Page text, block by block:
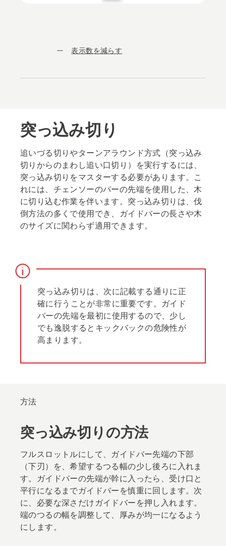
表示数を減らす
突っ込み切り
追いづる切りやターンアラウンド方式（突っ込み
切りからのまわし追い口切り）を実行するには、
突っ込み切りをマスターする必要があります。こ
れには、チェンソーのバーの先端を使用した、木
に切り込む作業を伴います。突っ込み切りは、伐
倒方法の多くで使用でき、ガイドバーの長さや木
のサイズに関わらず適用できます。
突っ込み切りは、次に記載する通りに正
確に行うことが非常に重要です。ガイド
バーの先端を最初に使用するので、少し
でも逸脱するとキックバックの危険性が
高まります。
方法
突っ込み切りの方法
フルスロットルにして、ガイドバー先端の下部
（下刃）を、希望するつる幅の少し後ろに入れま
す。ガイドバーの先端が幹に入ったら、受け口と
平行になるまでガイドバーを慎重に回します。次
に、必要な深さだけガイドバーを押し入れます。
端のつるの幅を調整して、厚みが均一になるよう
にします。